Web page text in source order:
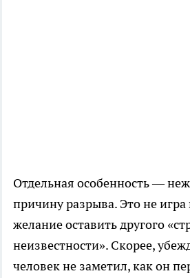
Отдельная особенность —
причину разрыва. Это не игра
желание оставить другого
неизвестности». Скорее,
человек не заметил, как он